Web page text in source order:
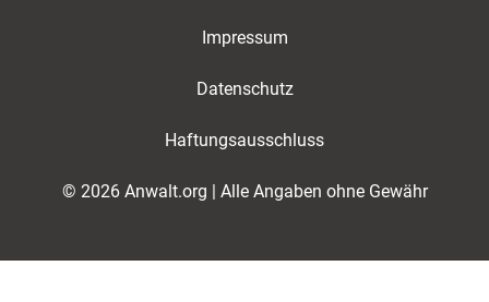
Impressum
Datenschutz
Haftungsausschluss
© 2026 Anwalt.org | Alle Angaben ohne Gewähr